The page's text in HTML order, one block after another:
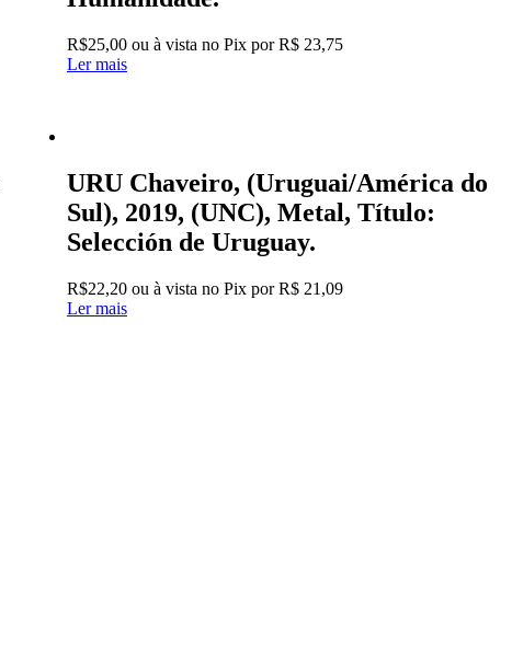
R$25,00 ou à vista no Pix porR$ 23,75
Ler mais
URU Chaveiro, (Uruguai/América do
Sul), 2019, (UNC), Metal, Título:
Selección de Uruguay.
R$22,20 ou à vista no Pix porR$ 21,09
Ler mais